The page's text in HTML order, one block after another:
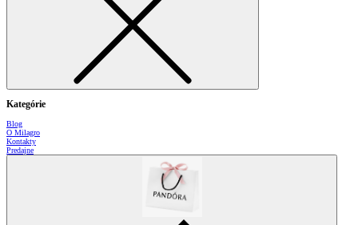
Kategórie
Blog
O Milagro
Kontakty
Predajne